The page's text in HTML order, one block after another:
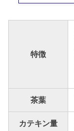
特徴
茶葉
カテキン量